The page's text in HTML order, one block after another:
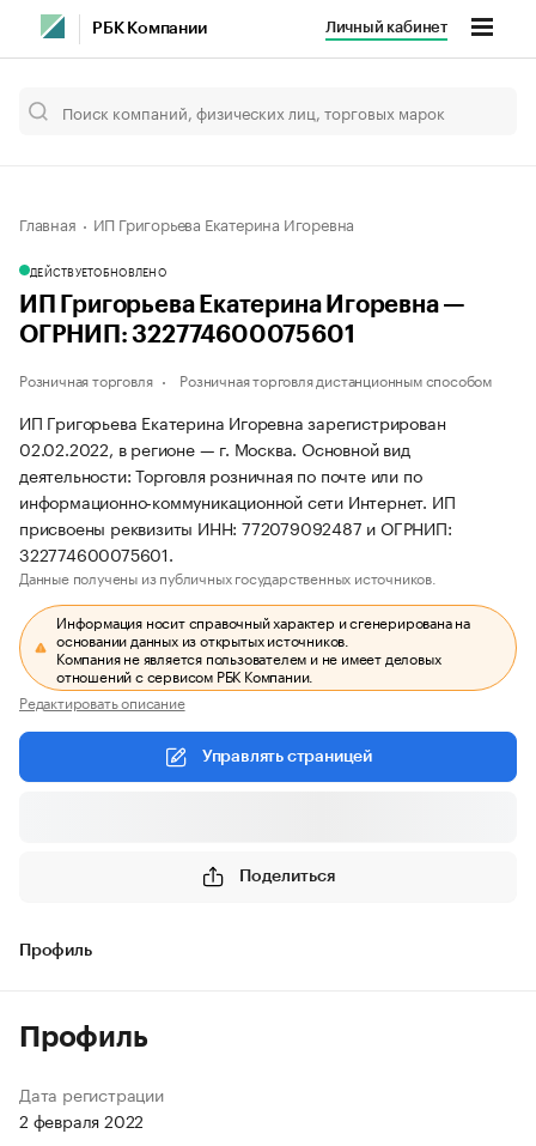
РБК Компании Личный кабинет
Главная ИП Григорьева Екатерина Игоревна
ДЕЙСТВУЕТОБНОВЛЕНО
ИП Григорьева Екатерина Игоревна —
ОГРНИП: 322774600075601
Розничная торговля Розничная торговля дистанционным способом
ИП Григорьева Екатерина Игоревна зарегистрирован
02.02.2022, в регионе — г. Москва. Основной вид
деятельности: Торговля розничная по почте или по
информационно-коммуникационной сети Интернет. ИП
присвоены реквизиты ИНН: 772079092487 и ОГРНИП:
322774600075601.
Данные получены из публичных государственных источников.
Информация носит справочный характер и сгенерирована на
основании данных из открытых источников.
Компания не является пользователем и не имеет деловых
отношений с сервисом РБК Компании.
Редактировать описание
Управлять страницей
Поделиться
Профиль
Профиль
Дата регистрации
2 февраля 2022